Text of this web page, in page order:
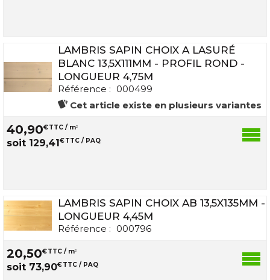
LAMBRIS SAPIN CHOIX A LASURÉ
BLANC 13,5X111MM - PROFIL ROND -
LONGUEUR 4,75M
Référence : 000499
Cet article existe en plusieurs variantes
40,90€TTC / m2
soit 129,41 €TTC / PAQ
LAMBRIS SAPIN CHOIX AB 13,5X135MM -
LONGUEUR 4,45M
Référence : 000796
20,50€TTC / m2
soit 73,90€TTC / PAQ